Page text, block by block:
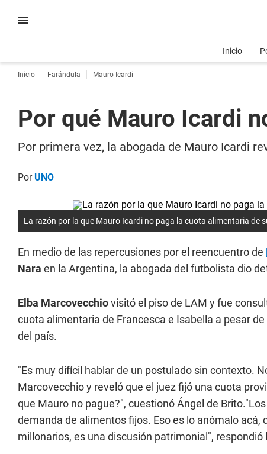
Inicio
Inicio Farándula Mauro Icardi
Por qué Mauro Icardi
Por primera vez, la abogada de Mauro Icardi
PorUNO
La razón por la que Mauro Icardi no paga la cuota alimentaria de
En medio de las repercusiones por el reencuentro de
Nara en la Argentina, la abogada del futbolista dio
Elba Marcovecchiovisitó el piso de LAM y fue
cuota alimentaria de Francesca e Isabella a pesar
del país.
"Es muy difícil hablar de un postulado sin contexto.
Marcovecchio y reveló que el juez fijó una cuota
que Mauro no pague?", cuestionó Ángel de
demanda de alimentos fijos. Eso es lo anómalo
millonarios, es una discusión patrimonial", respondió